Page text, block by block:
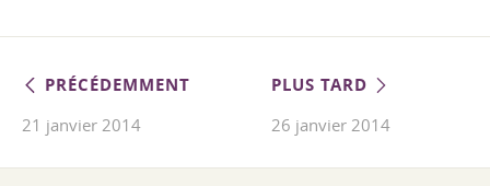
PRÉCÉDEMMENT
21 janvier 2014
PLUS TARD
26 janvier 2014